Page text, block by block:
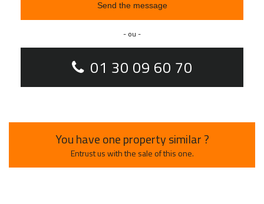
Send the message
- ou -
01 30 09 60 70
You have one property similar ?
Entrust us with the sale of this one.